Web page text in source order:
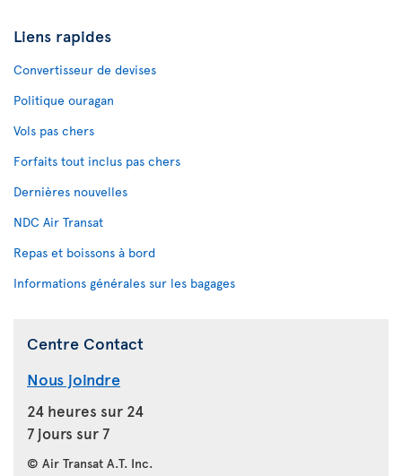
Liens rapides
Convertisseur de devises
Politique ouragan
Vols pas chers
Forfaits tout inclus pas chers
Dernières nouvelles
NDC Air Transat
Repas et boissons à bord
Informations générales sur les bagages
Centre Contact
Nous joindre
24 heures sur 24
7 jours sur 7
© Air Transat A.T. Inc.